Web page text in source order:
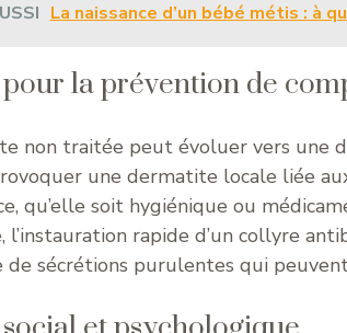
La naissance d’un bébé métis : à
la prévention de
non traitée peut évoluer vers une
une dermatite locale liée
qu’elle soit hygiénique ou
l’instauration rapide d’un collyre
de sécrétions purulentes qui